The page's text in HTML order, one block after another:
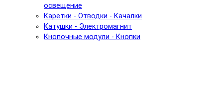
освещение
Каретки - Отводки - Качалки
Катушки - Электромагнит
Кнопочные модули - Кнопки